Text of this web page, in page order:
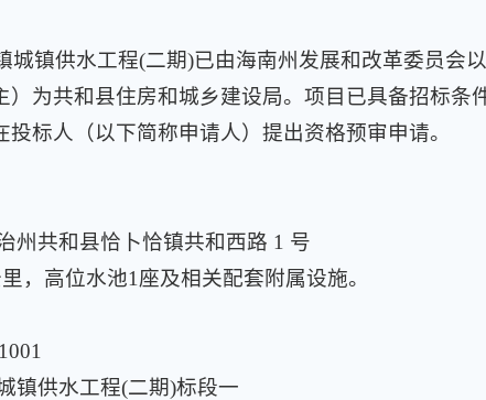
镇供水工程(二期)已由海南州发展和改革委员会以
为共和县住房和城乡建设局。项目已具备招标条
标人（以下简称申请人）提出资格预审申请。
州共和县恰卜恰镇共和西路 1 号
，高位水池1座及相关配套附属设施。
镇供水工程(二期)标段一